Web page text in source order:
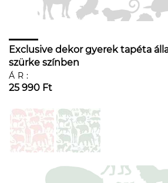
Exclusive dekor gyerek tapéta
szürke színben
ÁR:
25 990 Ft